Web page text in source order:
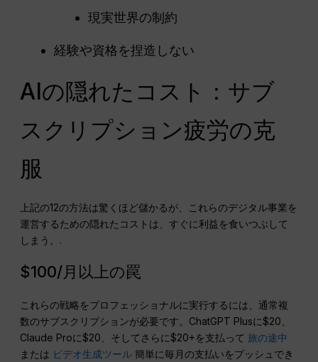
現実世界の制約
経験や資格を捏造しない
AIの隠れたコスト：サブ
スクリプション疲労の克
服
上記の12の方法は驚くほど儲かるが、これらのデジタル事業を
運営するための隠れたコストは、すぐに利益を食いつぶして
しまう。.
$100/月以上の罠
これらの戦略をプロフェッショナルに実行するには、通常複
数のサブスクリプションが必要です。ChatGPT Plusに$20、
Claude Proに$20、そしてさらに$20+を支払って旅の途中
または ビデオ生成ツール 簡単に毎月の支払いをプッシュでき